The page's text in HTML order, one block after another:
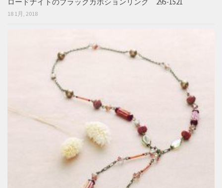
ロードナイトのブラックカボションリング 295-1521
18 1月, 2018